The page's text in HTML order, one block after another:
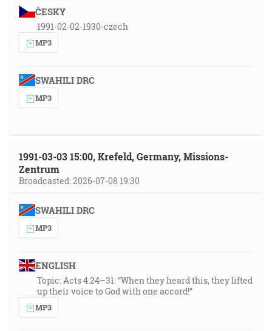
ČESKY
1991-02-02-1930-czech
MP3
SWAHILI DRC
MP3
1991-03-03 15:00, Krefeld, Germany, Missions-
Zentrum
Broadcasted: 2026-07-08 19:30
SWAHILI DRC
MP3
ENGLISH
Topic: Acts 4:24–31: “When they heard this, they lifted
up their voice to God with one accord!”
MP3